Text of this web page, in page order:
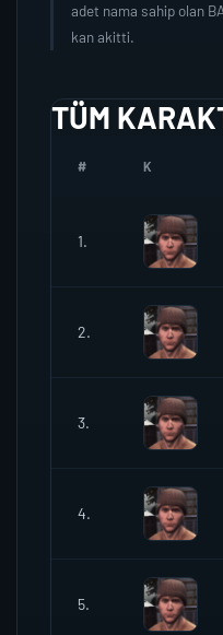
adet nama sahip olan
kan akitti.
TÜM
# K
1.
2.
3.
4.
5.